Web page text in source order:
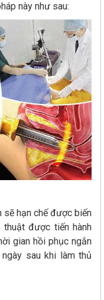
này như sau:
sẽ hạn chế được biến
được tiến hành
gian hồi phục ngắn
sau khi làm thủ